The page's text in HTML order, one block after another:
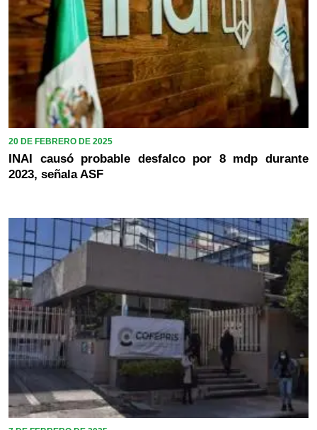
20 DE FEBRERO DE 2025
INAI causó probable desfalco por 8 mdp durante
2023, señala ASF